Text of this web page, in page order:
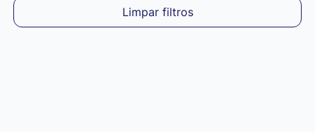
Limpar filtros